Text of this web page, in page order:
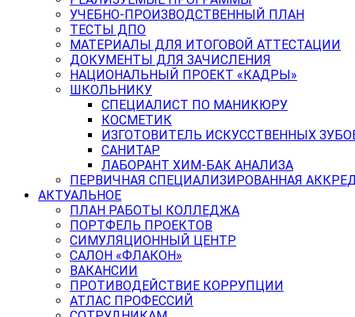
УЧЕБНО-ПРОИЗВОДСТВЕННЫЙ ПЛАН
ТЕСТЫ ДПО
МАТЕРИАЛЫ ДЛЯ ИТОГОВОЙ АТТЕСТАЦИИ
ДОКУМЕНТЫ ДЛЯ ЗАЧИСЛЕНИЯ
НАЦИОНАЛЬНЫЙ ПРОЕКТ «КАДРЫ»
ШКОЛЬНИКУ
СПЕЦИАЛИСТ ПО МАНИКЮРУ
КОСМЕТИК
ИЗГОТОВИТЕЛЬ ИСКУССТВЕННЫХ
САНИТАР
ЛАБОРАНТ ХИМ-БАК АНАЛИЗА
ПЕРВИЧНАЯ СПЕЦИАЛИЗИРОВАННАЯ
АКТУАЛЬНОЕ
ПЛАН РАБОТЫ КОЛЛЕДЖА
ПОРТФЕЛЬ ПРОЕКТОВ
СИМУЛЯЦИОННЫЙ ЦЕНТР
САЛОН «ФЛАКОН»
ВАКАНСИИ
ПРОТИВОДЕЙСТВИЕ КОРРУПЦИИ
АТЛАС ПРОФЕССИЙ